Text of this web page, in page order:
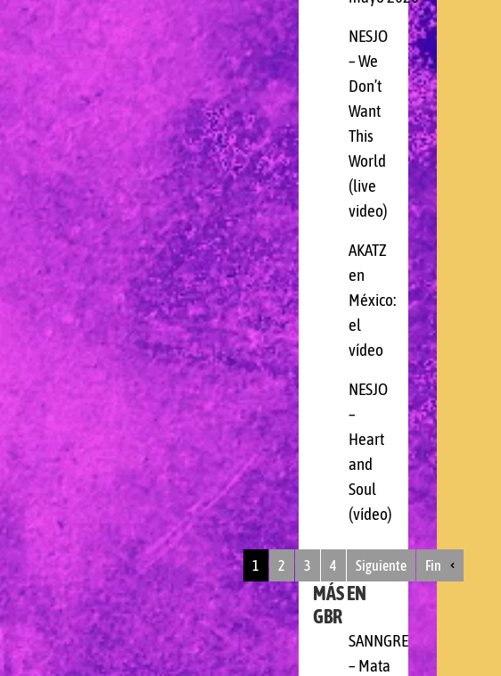
NESJO
– We
Don’t
Want
This
World
(live
video)
AKATZ
en
México:
el
vídeo
NESJO
–
Heart
and
Soul
(vídeo)
1 2 3 4 Siguiente Fin
MÁS EN
GBR
SANNGRE
– Mata